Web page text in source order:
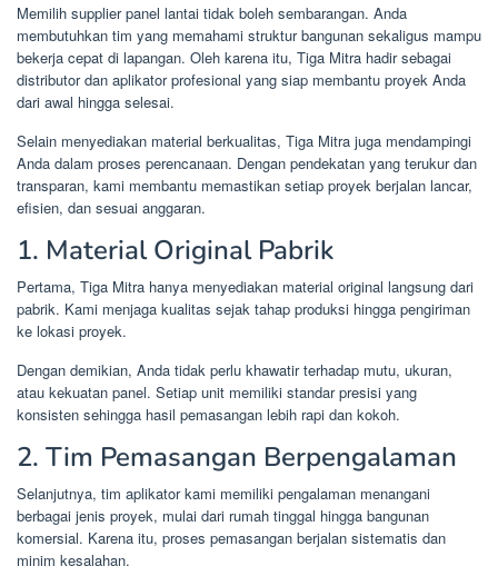
Memilih supplier panel lantai tidak boleh sembarangan. Anda
membutuhkan tim yang memahami struktur bangunan sekaligus mampu
bekerja cepat di lapangan. Oleh karena itu, Tiga Mitra hadir sebagai
distributor dan aplikator profesional yang siap membantu proyek Anda
dari awal hingga selesai.
Selain menyediakan material berkualitas, Tiga Mitra juga mendampingi
Anda dalam proses perencanaan. Dengan pendekatan yang terukur dan
transparan, kami membantu memastikan setiap proyek berjalan lancar,
efisien, dan sesuai anggaran.
1. Material Original Pabrik
Pertama, Tiga Mitra hanya menyediakan material original langsung dari
pabrik. Kami menjaga kualitas sejak tahap produksi hingga pengiriman
ke lokasi proyek.
Dengan demikian, Anda tidak perlu khawatir terhadap mutu, ukuran,
atau kekuatan panel. Setiap unit memiliki standar presisi yang
konsisten sehingga hasil pemasangan lebih rapi dan kokoh.
2. Tim Pemasangan Berpengalaman
Selanjutnya, tim aplikator kami memiliki pengalaman menangani
berbagai jenis proyek, mulai dari rumah tinggal hingga bangunan
komersial. Karena itu, proses pemasangan berjalan sistematis dan
minim kesalahan.